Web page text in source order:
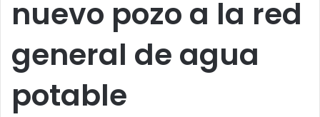
nuevo pozo a la red
general de agua
potable